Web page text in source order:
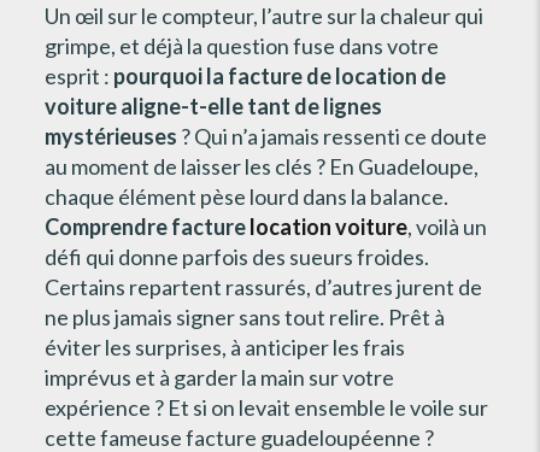
Un œil sur le compteur, l’autre sur la chaleur qui
grimpe, et déjà la question fuse dans votre
esprit : pourquoi la facture de location de
voiture aligne-t-elle tant de lignes
mystérieuses ? Qui n’a jamais ressenti ce doute
au moment de laisser les clés ? En Guadeloupe,
chaque élément pèse lourd dans la balance.
Comprendre facturelocation voiture, voilà un
défi qui donne parfois des sueurs froides.
Certains repartent rassurés, d’autres jurent de
ne plus jamais signer sans tout relire. Prêt à
éviter les surprises, à anticiper les frais
imprévus et à garder la main sur votre
expérience ? Et si on levait ensemble le voile sur
cette fameuse facture guadeloupéenne ?